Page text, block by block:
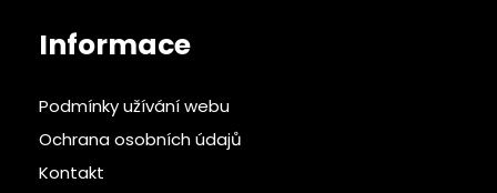
Informace
Podmínky užívání webu
Ochrana osobních údajů
Kontakt